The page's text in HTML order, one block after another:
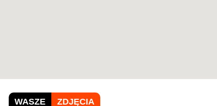
WASZE ZDJĘCIA